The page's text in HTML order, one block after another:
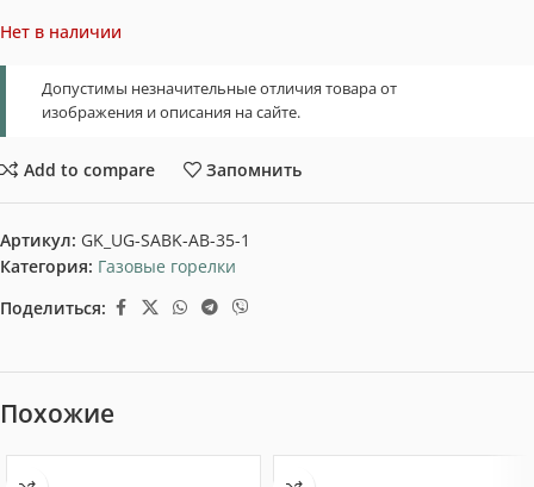
Нет в наличии
Допустимы незначительные отличия товара от
изображения и описания на сайте.
Add to compare Запомнить
Артикул: GK_UG-SABK-AB-35-1
Категория: Газовые горелки
Поделиться:
Похожие